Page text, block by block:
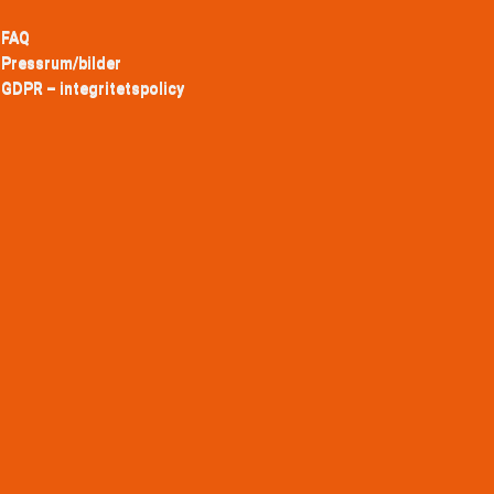
bilder
– integritetspolicy